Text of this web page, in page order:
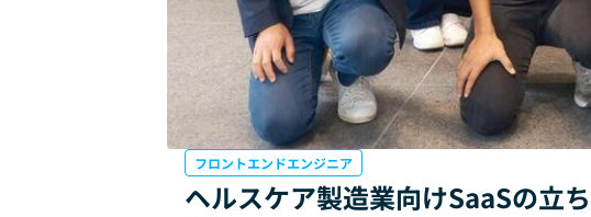
フロントエンドエンジニア
ヘルスケア製造業向けSaaSの立